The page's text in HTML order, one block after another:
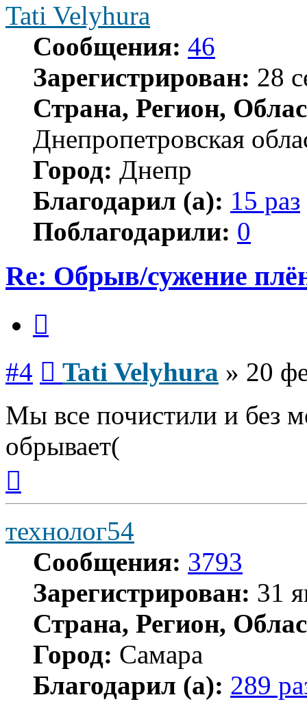
Tati Velyhura
Сообщения: 46
Зарегистрирован: 28
Страна, Регион,
Днепропетровская
Город: Днепр
Благодарил (а): 15 раз
Поблагодарили: 0
Re: Обрыв/сужение
#4 Tati Velyhura » 20
Мы все почистили и без
обрывает(
началу
технолог54
Сообщения: 3793
Зарегистрирован: 31
Страна, Регион,
Город: Самара
Благодарил (а): 289